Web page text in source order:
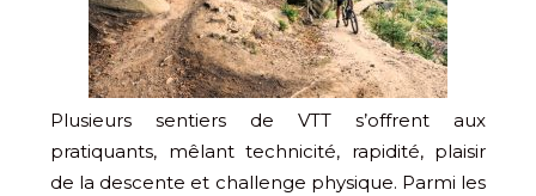
Plusieurs sentiers de VTT s’offrent aux
pratiquants, mêlant technicité, rapidité, plaisir
de la descente et challenge physique. Parmi les